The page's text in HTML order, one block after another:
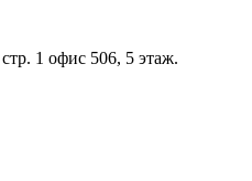
1 офис 506, 5 этаж.